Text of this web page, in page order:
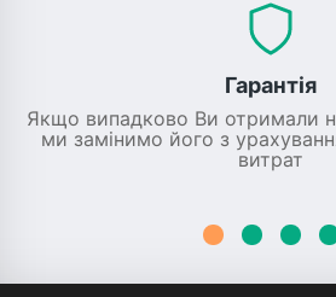
Гарантія
Якщо випадково Ви отримали
ми замінимо його з
витрат